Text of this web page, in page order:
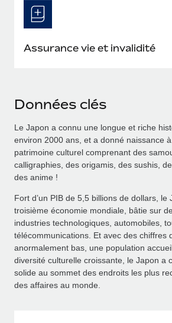
Assurance vie et invalidité
Données clés
Le Japon a connu une longue et riche
environ 2000 ans, et a donné naissance
patrimoine culturel comprenant des
calligraphies, des origamis, des sushis,
des anime !
Fort d’un PIB de 5,5 billions de dollars, le
troisième économie mondiale, bâtie sur
industries technologiques, automobiles,
télécommunications. Et avec des chiffres
anormalement bas, une population
diversité culturelle croissante, le Japon a
solide au sommet des endroits les plus
des affaires au monde.